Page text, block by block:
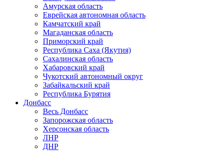
Амурская область
Еврейская автономная область
Камчатский край
Магаданская область
Приморский край
Республика Саха (Якутия)
Сахалинская область
Хабаровский край
Чукотский автономный округ
Забайкальский край
Республика Бурятия
Донбасс
Весь Донбасс
Запорожская область
Херсонская область
ЛНР
ДНР